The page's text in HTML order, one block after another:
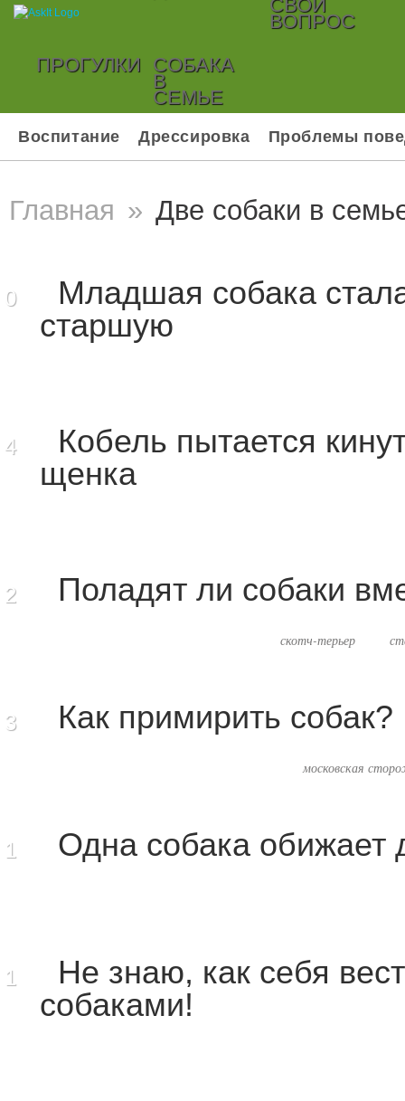
СВОЙ
ВОПРОС
ПРОГУЛКИ СОБАКА
В
СЕМЬЕ
Воспитание Дрессировка Проблемы
Главная » Две собаки в
0
Младшая собака
старшую
4
Кобель пытается
щенка
2 Поладят ли собаки
скотч-терьер
3 Как примирить собак?
московская
1 Одна собака обижает
1
Не знаю, как себя
собаками!